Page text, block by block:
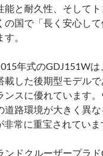
能と耐久性、そして
の国で「長く安心し
。
年式のGDJ151W
載した後期型モデル
ンスに優れています
道路環境が大きく異
非常に重宝されていま
ンドクルーザープラ